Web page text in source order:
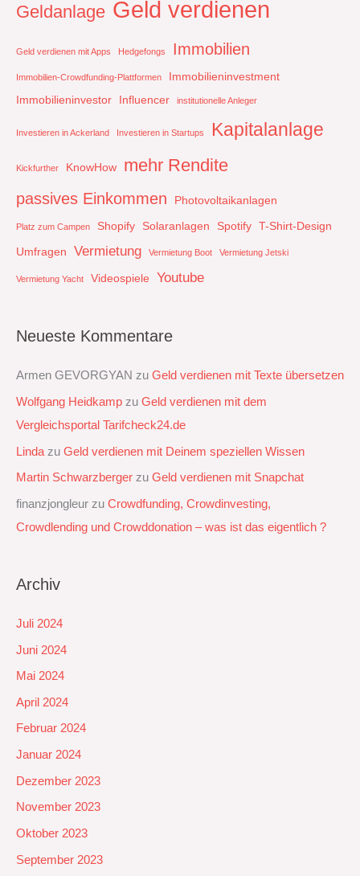
Geldanlage Geld verdienen
Geld verdienen mit Apps Hedgefongs Immobilien
Immobilien-Crowdfunding-Plattformen
Immobilieninvestment
Immobilieninvestor
Influencer institutionelle Anleger
Investieren in Ackerland Investieren in Startups Kapitalanlage
Kickfurther KnowHow mehr Rendite
passives Einkommen Photovoltaikanlagen
Platz zum Campen Shopify Solaranlagen Spotify T-Shirt-Design
Umfragen
Vermietung Vermietung Boot Vermietung Jetski
Vermietung Yacht Videospiele Youtube
Neueste Kommentare
Armen GEVORGYAN zu Geld verdienen mit Texte übersetzen
Wolfgang Heidkamp zu Geld verdienen mit dem
Vergleichsportal Tarifcheck24.de
Linda zu Geld verdienen mit Deinem speziellen Wissen
Martin Schwarzberger zu Geld verdienen mit Snapchat‭
finanzjongleur zu Crowdfunding, Crowdinvesting,
Crowdlending und Crowddonation – was ist das eigentlich ?
Archiv
Juli 2024
Juni 2024
Mai 2024
April 2024
Februar 2024
Januar 2024
Dezember 2023
November 2023
Oktober 2023
September 2023